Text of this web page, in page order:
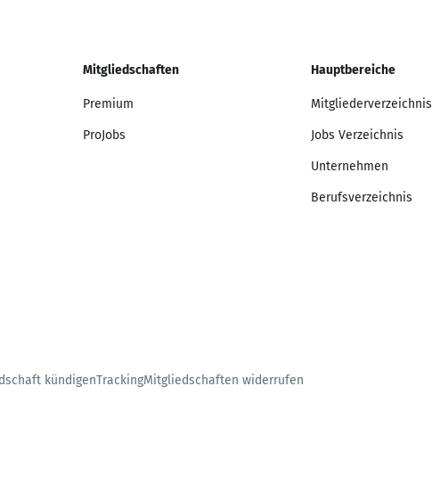
Mitgliedschaften
Premium
ProJobs
Hauptbereiche
Mitgliederverzeichnis
Jobs Verzeichnis
Unternehmen
Berufsverzeichnis
kündigenTrackingMitgliedschaften widerrufen